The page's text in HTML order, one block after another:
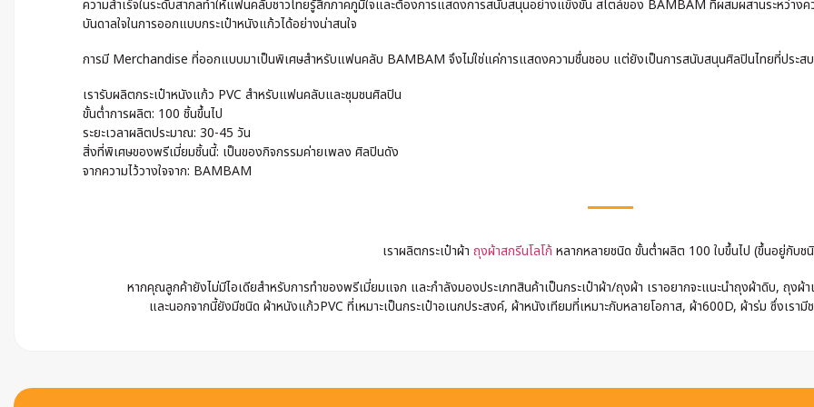
ความสำเร็จในระดับสากลทำให้แฟนคลับชาวไทยรู้สึกภาคภูมิใจและต้องการแสดงการสนับสนุนอย่างแข็งขัน สไตล์ของ BAMBAM ที่ผสมผสานระหว่า
บันดาลใจในการออกแบบกระเป๋าหนังแก้วได้อย่างน่าสนใจ
การมี Merchandise ที่ออกแบบมาเป็นพิเศษสำหรับแฟนคลับ BAMBAM จึงไม่ใช่แค่การแสดงความชื่นชอบ แต่ยังเป็นการสนับสนุนศิลปินไทยที่ประสบ
เรารับผลิตกระเป๋าหนังแก้ว PVC สำหรับแฟนคลับและชุมชนศิลปิน
ขั้นต่ำการผลิต: 100 ชิ้นขึ้นไป
ระยะเวลาผลิตประมาณ: 30-45 วัน
สิ่งที่พิเศษของพรีเมี่ยมชิ้นนี้: เป็นของกิจกรรมค่ายเพลง ศิลปินดัง
จากความไว้วางใจจาก: BAMBAM
เราผลิตกระเป๋าผ้า ถุงผ้าสกรีนโลโก้ หลากหลายชนิด ขั้นต่ำผลิต 100 ใบขึ้นไป (ขึ้นอยู่กับช
หากคุณลูกค้ายังไม่มีไอเดียสำหรับการทำของพรีเมี่ยมแจก และกำลังมองประเภทสินค้าเป็นกระเป๋าผ้า/ถุงผ้า เราอยากจะแนะนำถุงผ้าดิบ, ถุง
และนอกจากนี้ยังมีชนิด ผ้าหนังแก้วPVC ที่เหมาะเป็นกระเป๋าอเนกประสงค์, ผ้าหนังเทียมที่เหมาะกับหลายโอกาส, ผ้า600D, ผ้าร่ม ซึ่งเร